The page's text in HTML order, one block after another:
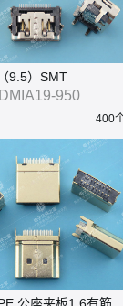
9.5）SMT
950
400